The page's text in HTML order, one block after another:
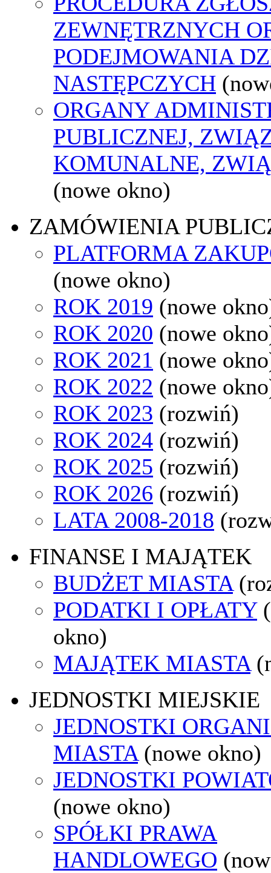
ZEWNĘTRZNYCH
PODEJMOWANIA
NASTĘPCZYCH
ORGANY
PUBLICZNEJ,
KOMUNALNE,
(nowe okno)
ZAMÓWIENIA
PLATFORMA
(nowe okno)
ROK 2019 (nowe
ROK 2020 (nowe
ROK 2021 (nowe
ROK 2022 (nowe
ROK 2023 (rozwiń)
ROK 2024 (rozwiń)
ROK 2025 (rozwiń)
ROK 2026 (rozwiń)
LATA 2008-2018
FINANSE I MAJĄTEK
BUDŻET MIASTA
PODATKI I OPŁATY
okno)
MAJĄTEK MIASTA
JEDNOSTKI MIEJSKIE
JEDNOSTKI
MIASTA (nowe okno)
JEDNOSTKI
(nowe okno)
SPÓŁKI PRAWA
HANDLOWEGO